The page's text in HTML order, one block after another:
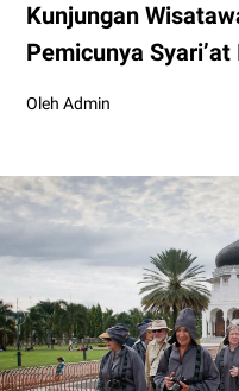
Kunjungan
Pemicunya
Oleh Admin